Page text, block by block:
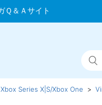
Xbox Series X|S/Xbox One